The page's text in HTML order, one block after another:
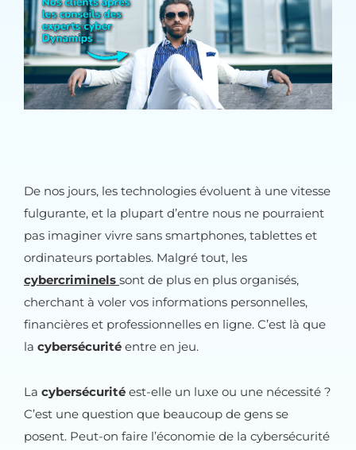
De nos jours, les technologies évoluent à une vitesse
fulgurante, et la plupart d’entre nous ne pourraient
pas imaginer vivre sans smartphones, tablettes et
ordinateurs portables. Malgré tout, les
cybercriminels sont de plus en plus organisés,
cherchant à voler vos informations personnelles,
financières et professionnelles en ligne. C’est là que
la cybersécurité entre en jeu.
La cybersécurité est-elle un luxe ou une nécessité ?
C’est une question que beaucoup de gens se
posent. Peut-on faire l’économie de la cybersécurité